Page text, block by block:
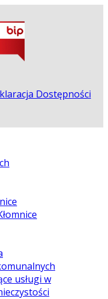
Dostępności
usługi w